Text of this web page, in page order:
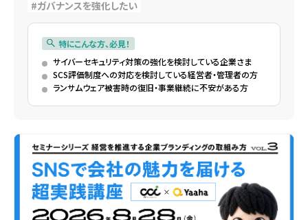
ガバナンスを強化したい
特にこんな方、必見！
サイバーセキュリティ対策の強化を検討している企業さま
SCS評価制度への対応を検討している経営者・管理者の方
ランサムウェア被害時の復旧・事業継続に不安がある方